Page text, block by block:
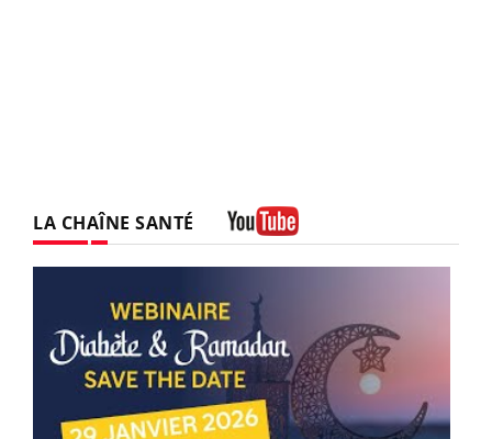
LA CHAÎNE SANTÉ